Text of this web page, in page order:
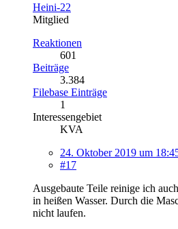
Heini-22
Mitglied
Reaktionen
601
Beiträge
3.384
Filebase Einträge
1
Interessengebiet
KVA
24. Oktober 2019 um
#17
Ausgebaute Teile reinige ich
in heißen Wasser. Durch die
nicht laufen.